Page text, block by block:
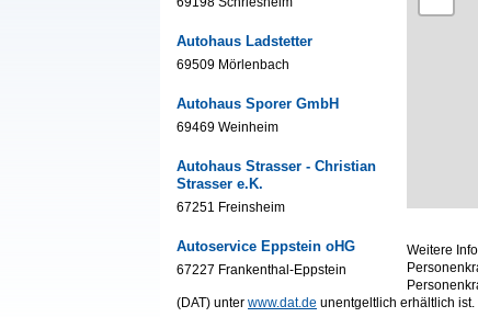
Autohaus Ladstetter
69509 Mörlenbach
Autohaus Sporer GmbH
69469 Weinheim
Autohaus Strasser - Christian
Strasser e.K.
67251 Freinsheim
Autoservice Eppstein oHG
67227 Frankenthal-Eppstein
Weitere
(DAT) unter www.dat.de unentgeltlich erhältlich ist.